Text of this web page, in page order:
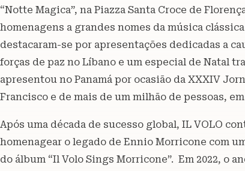
“Notte Magica”, na Piazza Santa Croce de
homenagens a grandes nomes da música
destacaram-se por apresentações dedicadas a
forças de paz no Líbano e um especial de Natal
apresentou no Panamá por ocasião da XXXIV
Francisco e de mais de um milhão de pessoas,
Após uma década de sucesso global, IL VOLO
homenagear o legado de Ennio Morricone com
do álbum “Il Volo Sings Morricone”. Em 2022, o